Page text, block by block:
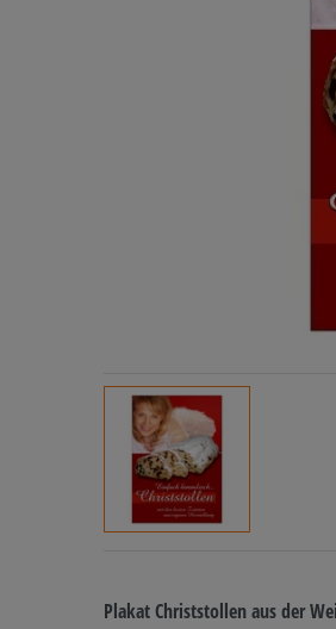
Plakat Christstollen aus der